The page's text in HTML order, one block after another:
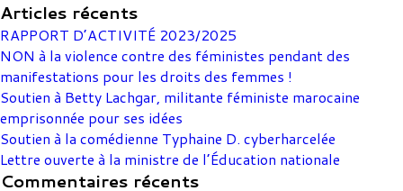
Articles récents
RAPPORT D’ACTIVITÉ 2023/2025
NON à la violence contre des féministes pendant des
manifestations pour les droits des femmes !
Soutien à Betty Lachgar, militante féministe marocaine
emprisonnée pour ses idées
Soutien à la comédienne Typhaine D. cyberharcelée
Lettre ouverte à la ministre de l’Éducation nationale
Commentaires récents